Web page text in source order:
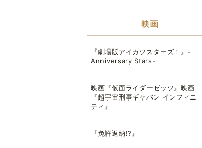
映画
『劇場版アイカツスターズ！』-
Anniversary Stars-
映画『仮面ライダーゼッツ』映画
『超宇宙刑事ギャバン インフィニ
ティ』
『免許返納!?』